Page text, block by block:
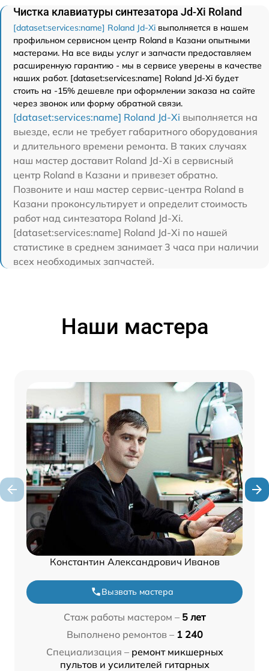
Чистка клавиатуры синтезатора Jd-Xi Roland
[dataset:services:name] Roland Jd-Xi выполняется в нашем
профильном сервисном центр Roland в Казани опытными
мастерами. На все виды услуг и запчасти предоставляем
расширенную гарантию - мы в сервисе уверены в качестве
наших работ. [dataset:services:name] Roland Jd-Xi будет
стоить на -15% дешевле при оформлении заказа на сайте
через звонок или форму обратной связи.
[dataset:services:name] Roland Jd-Xi выполняется на
выезде, если не требует габаритного оборудования
и длительного времени ремонта. В таких случаях
наш мастер доставит Roland Jd-Xi в сервисный
центр Roland в Казани и привезет обратно.
Позвоните и наш мастер сервис-центра Roland в
Казани проконсультирует и определит стоимость
работ над синтезатора Roland Jd-Xi.
[dataset:services:name] Roland Jd-Xi по нашей
статистике в среднем занимает 3 часа при наличии
всех необходимых запчастей.
Наши мастера
Константин Александрович Иванов
Вызвать мастера
Стаж работы мастером – 5 лет
Выполнено ремонтов – 1 240
Специализация – ремонт микшерных
пультов и усилителей гитарных